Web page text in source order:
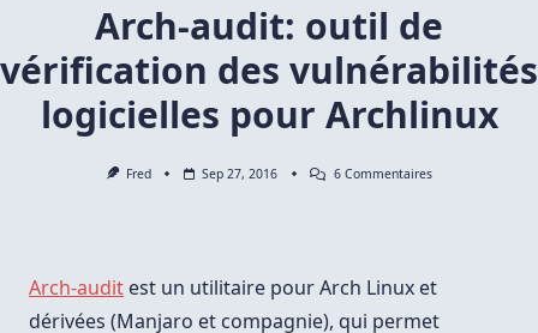
Arch-audit: outil de
vérification des vulnérabilités
logicielles pour Archlinux
Fred Sep 27, 2016 6 CommentairesSur
Des
Vulnérabilités
Logicielles
Arch-audit est un utilitaire pour Arch Linux et
dérivées (Manjaro et compagnie), qui permet